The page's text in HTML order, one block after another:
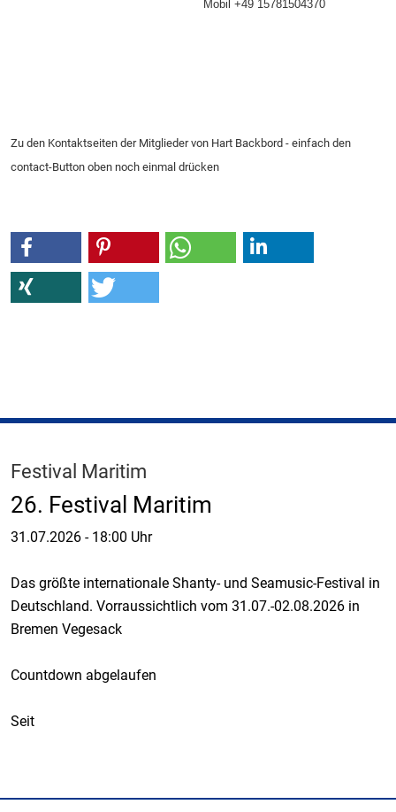
Mobil +49 15781504370
Zu den Kontaktseiten der Mitglieder von Hart Backbord - einfach den
contact-Button oben noch einmal drücken
Festival Maritim
26. Festival Maritim
31.07.2026 - 18:00 Uhr
Das größte internationale Shanty- und Seamusic-Festival in
Deutschland. Vorraussichtlich vom 31.07.-02.08.2026 in
Bremen Vegesack
Countdown abgelaufen
Seit